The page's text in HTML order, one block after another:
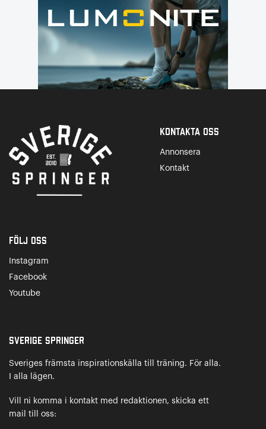
Kontakta Oss
Annonsera
Kontakt
Följ oss
Instagram
Facebook
Youtube
Sverige Springer
Sveriges främsta inspirationskälla till träning. För alla.
I alla lägen.
Vill ni komma i kontakt med redaktionen, skicka ett
mail till oss: